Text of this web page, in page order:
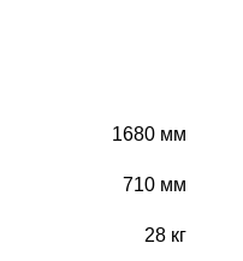
1680 мм
710 мм
28 кг